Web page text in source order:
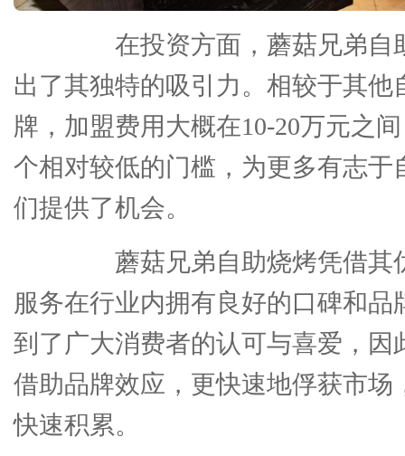
在投资方面，蘑菇兄弟自
出了其独特的吸引力。相较于其他
牌，加盟费用大概在10-20万元之
个相对较低的门槛，为更多有志于
们提供了机会。
蘑菇兄弟自助烧烤凭借其
服务在行业内拥有良好的口碑和品
到了广大消费者的认可与喜爱，因
借助品牌效应，更快速地俘获市场
快速积累。